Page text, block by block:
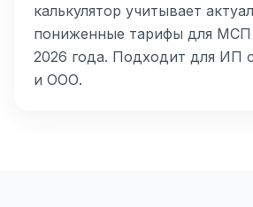
калькулятор учитывает
пониженные тарифы для МСП
2026 года. Подходит для ИП
и ООО.